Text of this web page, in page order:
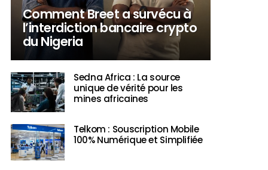
Comment Breet a survécu à
l’interdiction bancaire crypto
du Nigeria
Sedna Africa : La source
unique de vérité pour les
mines africaines
Telkom : Souscription Mobile
100% Numérique et Simplifiée